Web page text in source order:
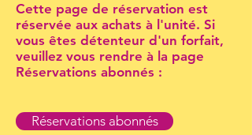
Cette page de réservation est
réservée aux achats à l'unité. Si
vous êtes détenteur d'un forfait,
veuillez vous rendre à la page
Réservations abonnés :
Réservations abonnés